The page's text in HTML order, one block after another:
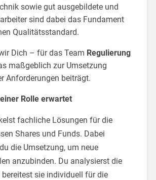
sowie gut ausgebildete und
sind dabei das Fundament
Qualitätsstandard.
Dich – für das Team Regulierung
maßgeblich zur Umsetzung
Anforderungen beiträgt.
Rolle erwartet
fachliche Lösungen für die
Shares und Funds. Dabei
die Umsetzung, um neue
anzubinden. Du analysierst die
bereitest sie individuell für die